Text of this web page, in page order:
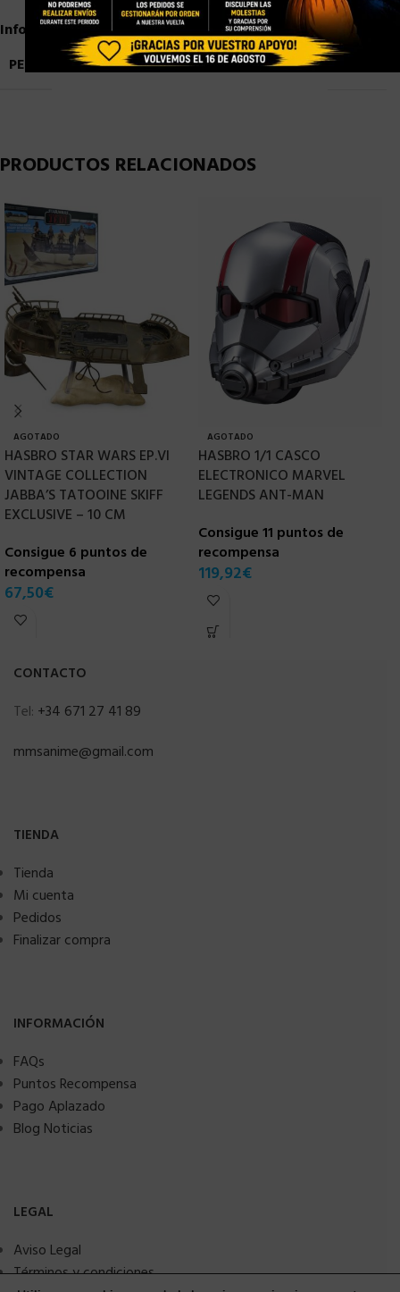
Información adicional
PESO
PRODUCTOS RELACIONADOS
AGOTADO
HASBRO STAR WARS EP.VI
VINTAGE COLLECTION
JABBA’S TATOOINE SKIFF
EXCLUSIVE – 10 CM
Consigue 6 puntos de
recompensa
67,50€
AGOTADO
HASBRO 1/1 CASCO
ELECTRONICO MARVEL
LEGENDS ANT-MAN
Consigue 11 puntos de
recompensa
119,92€
CONTACTO
Tel: +34 671 27 41 89
mmsanime@gmail.com
TIENDA
Tienda
Mi cuenta
Pedidos
Finalizar compra
INFORMACIÓN
FAQs
Puntos Recompensa
Pago Aplazado
Blog Noticias
LEGAL
Aviso Legal
Términos y condiciones